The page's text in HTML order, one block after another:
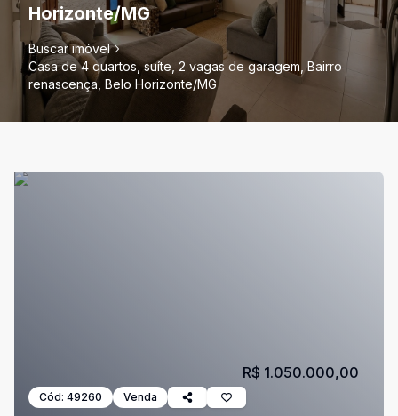
Horizonte/MG
Buscar imóvel
Casa de 4 quartos, suíte, 2 vagas de garagem, Bairro
renascença, Belo Horizonte/MG
Cód: 49260 Venda
R$ 1.050.000,00